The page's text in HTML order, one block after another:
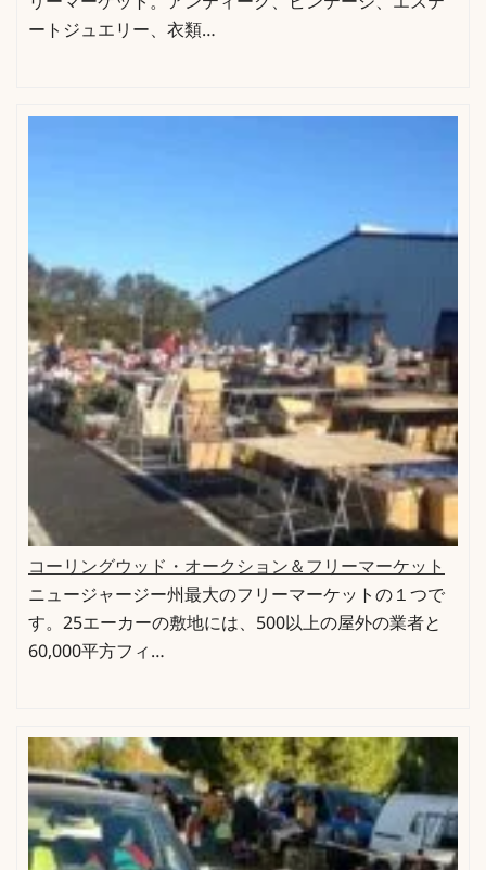
ートジュエリー、衣類…
コーリングウッド・オークション＆フリーマーケット
ニュージャージー州最大のフリーマーケットの１つで
す。25エーカーの敷地には、500以上の屋外の業者と
60,000平方フィ…